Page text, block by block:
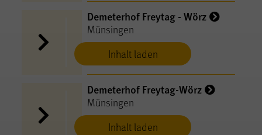
Inhalt laden
Demeterhof Freytag - Wörz
Münsingen
Inhalt laden
Demeterhof Freytag-Wörz
Münsingen